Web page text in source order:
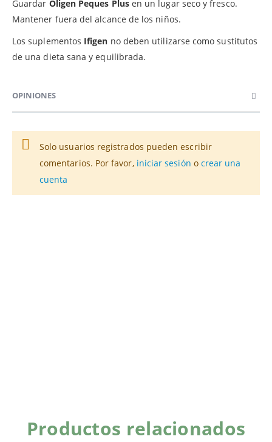
Guardar Oligen Peques Plusen un lugar seco y fresco.
Mantener fuera del alcance de los niños.
Los suplementos Ifigen no deben utilizarse como sustitutos
de una dieta sana y equilibrada.
OPINIONES
Solo usuarios registrados pueden escribir
comentarios. Por favor, iniciar sesión o crear una
cuenta
Productos relacionados